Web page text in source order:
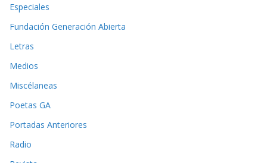
Especiales
Fundación Generación Abierta
Letras
Medios
Miscélaneas
Poetas GA
Portadas Anteriores
Radio